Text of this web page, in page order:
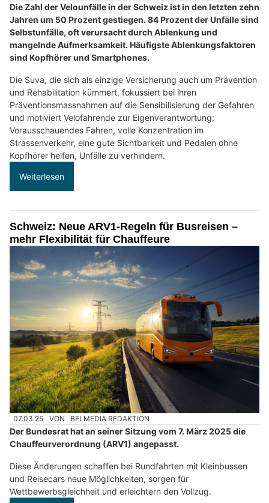
Die Zahl der Velounfälle in der Schweiz ist in den letzten zehn
Jahren um 50 Prozent gestiegen. 84 Prozent der Unfälle sind
Selbstunfälle, oft verursacht durch Ablenkung und
mangelnde Aufmerksamkeit. Häufigste Ablenkungsfaktoren
sind Kopfhörer und Smartphones.
Die Suva, die sich als einzige Versicherung auch um Prävention
und Rehabilitation kümmert, fokussiert bei ihren
Präventionsmassnahmen auf die Sensibilisierung der Gefahren
und motiviert Velofahrende zur Eigenverantwortung:
Vorausschauendes Fahren, volle Konzentration im
Strassenverkehr, eine gute Sichtbarkeit und Pedalen ohne
Kopfhörer helfen, Unfälle zu verhindern.
Weiterlesen
Schweiz: Neue ARV1-Regeln für Busreisen –
mehr Flexibilität für Chauffeure
07.03.25 VON BELMEDIA REDAKTION
Der Bundesrat hat an seiner Sitzung vom 7. März 2025 die
Chauffeurverordnung (ARV1) angepasst.
Diese Änderungen schaffen bei Rundfahrten mit Kleinbussen
und Reisecars neue Möglichkeiten, sorgen für
Wettbewerbsgleichheit und erleichtern den Vollzug.